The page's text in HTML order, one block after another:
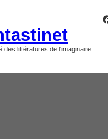
des littératures de l'imaginaire